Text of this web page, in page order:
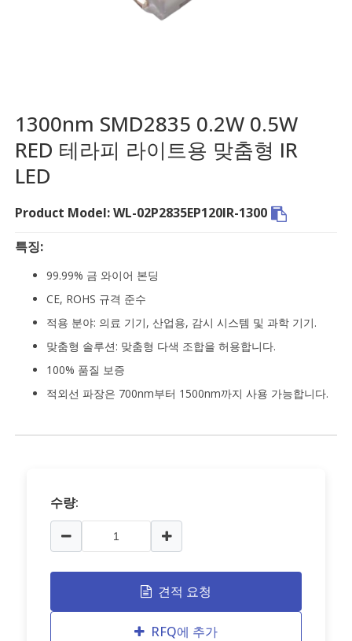
1300nm SMD2835 0.2W 0.5W
RED 테라피 라이트용 맞춤형 IR
LED
Product Model: WL-02P2835EP120IR-1300
특징:
99.99% 금 와이어 본딩
CE, ROHS 규격 준수
적용 분야: 의료 기기, 산업용, 감시 시스템 및 과학 기기.
맞춤형 솔루션: 맞춤형 다색 조합을 허용합니다.
100% 품질 보증
적외선 파장은 700nm부터 1500nm까지 사용 가능합니다.
수량:
견적 요청
RFQ에 추가